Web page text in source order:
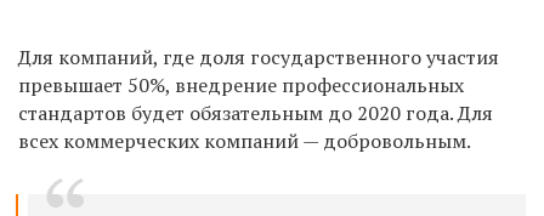
Для компаний, где доля государственного участия
превышает 50%, внедрение профессиональных
стандартов будет обязательным до 2020 года. Для
всех коммерческих компаний — добровольным.